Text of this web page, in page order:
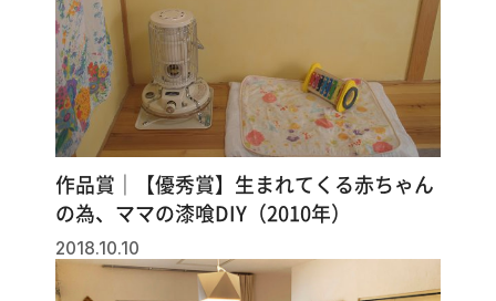
作品賞｜【優秀賞】生まれてくる赤ちゃん
の為、ママの漆喰DIY（2010年）
2018.10.10